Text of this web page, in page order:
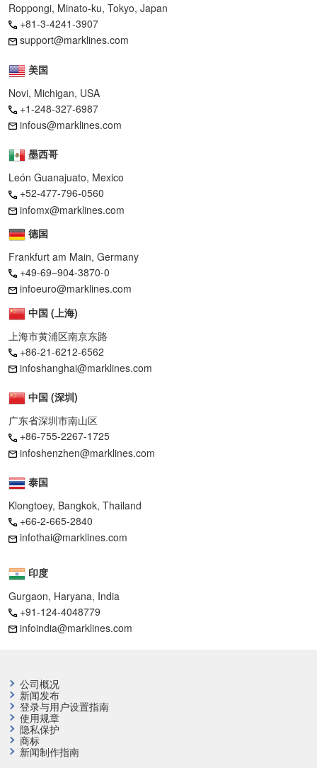
Roppongi, Minato-ku, Tokyo, Japan
+81-3-4241-3907
support@marklines.com
美国
Novi, Michigan, USA
+1-248-327-6987
infous@marklines.com
墨西哥
León Guanajuato, Mexico
+52-477-796-0560
infomx@marklines.com
德国
Frankfurt am Main, Germany
+49-69–904-3870-0
infoeuro@marklines.com
中国 (上海)
上海市黄浦区南京东路
+86-21-6212-6562
infoshanghai@marklines.com
中国 (深圳)
广东省深圳市南山区
+86-755-2267-1725
infoshenzhen@marklines.com
泰国
Klongtoey, Bangkok, Thailand
+66-2-665-2840
infothai@marklines.com
印度
Gurgaon, Haryana, India
+91-124-4048779
infoindia@marklines.com
公司概况
新闻发布
登录与用户设置指南
使用规章
隐私保护
商标
新闻制作指南